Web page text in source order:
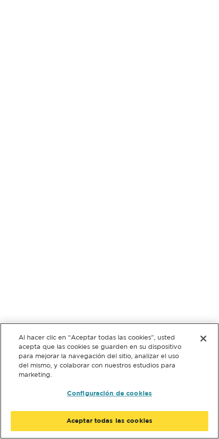
Al hacer clic en “Aceptar todas las cookies”, usted
acepta que las cookies se guarden en su dispositivo
para mejorar la navegación del sitio, analizar el uso
del mismo, y colaborar con nuestros estudios para
marketing.
Configuración de cookies
Aceptar todas las cookies